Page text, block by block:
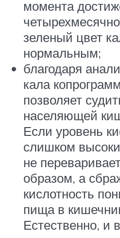
момента
зеленый цвет
нормальным;
благодаря
кала
позволяет
населяющей
Если уровень
слишком
не
образом, а
кислотность
пища в
Естественно, и